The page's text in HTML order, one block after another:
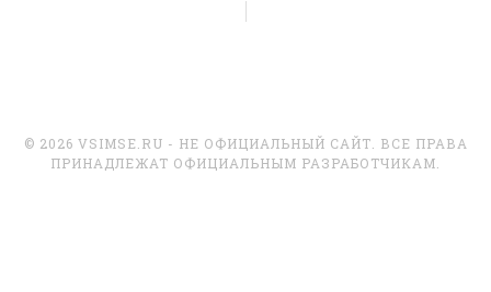
© 2026 VSIMSE.RU - НЕ ОФИЦИАЛЬНЫЙ САЙТ. ВСЕ ПРАВА
ПРИНАДЛЕЖАТ ОФИЦИАЛЬНЫМ РАЗРАБОТЧИКАМ.